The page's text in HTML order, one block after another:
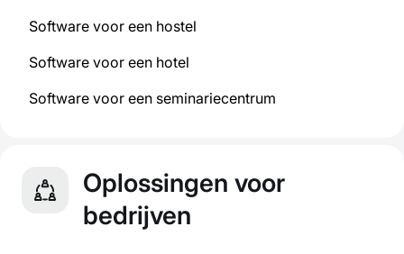
Software voor een hostel
Software voor een hotel
Software voor een seminariecentrum
Oplossingen voor
bedrijven